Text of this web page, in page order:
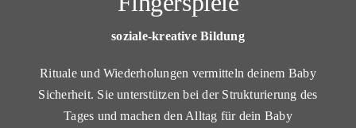
soziale-kreative Bildung
Rituale und Wiederholungen vermitteln deinem Baby
Sicherheit. Sie unterstützen bei der Strukturierung des
Tages und machen den Alltag für dein Baby